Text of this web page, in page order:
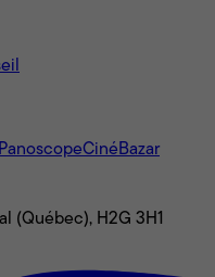
PanoscopeCinéBazar
(Québec), H2G 3H1